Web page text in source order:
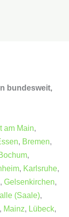
bundesweit,
am Main,
, Bremen,
,
, Karlsruhe,
, Gelsenkirchen,
(Saale),
, Mainz, Lübeck,